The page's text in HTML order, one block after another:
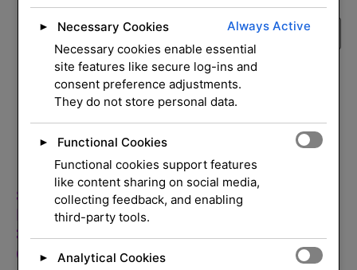
SAMSUNG
LS34C650TAUX
34inch WQHD Wht
(P)
► Necessary Cookies
Always Active
Necessary cookies enable essential
site features like secure log-ins and
consent preference adjustments.
They do not store personal data.
►
Functional Cookies
Functional cookies support features
like content sharing on social media,
collecting feedback, and enabling
third-party tools.
►
Analytical Cookies